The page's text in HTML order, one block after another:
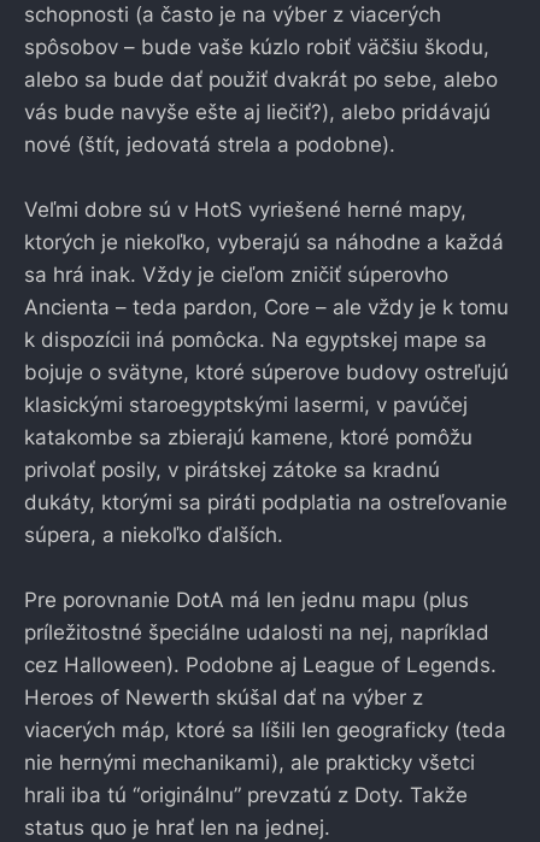
schopnosti (a často je na výber z viacerých
spôsobov – bude vaše kúzlo robiť väčšiu škodu,
alebo sa bude dať použiť dvakrát po sebe, alebo
vás bude navyše ešte aj liečiť?), alebo pridávajú
nové (štít, jedovatá strela a podobne).
Veľmi dobre sú v HotS vyriešené herné mapy,
ktorých je niekoľko, vyberajú sa náhodne a každá
sa hrá inak. Vždy je cieľom zničiť súperovho
Ancienta – teda pardon, Core – ale vždy je k tomu
k dispozícii iná pomôcka. Na egyptskej mape sa
bojuje o svätyne, ktoré súperove budovy ostreľujú
klasickými staroegyptskými lasermi, v pavúčej
katakombe sa zbierajú kamene, ktoré pomôžu
privolať posily, v pirátskej zátoke sa kradnú
dukáty, ktorými sa piráti podplatia na ostreľovanie
súpera, a niekoľko ďalších.
Pre porovnanie DotA má len jednu mapu (plus
príležitostné špeciálne udalosti na nej, napríklad
cez Halloween). Podobne aj League of Legends.
Heroes of Newerth skúšal dať na výber z
viacerých máp, ktoré sa líšili len geograficky (teda
nie hernými mechanikami), ale prakticky všetci
hrali iba tú “originálnu” prevzatú z Doty. Takže
status quo je hrať len na jednej.